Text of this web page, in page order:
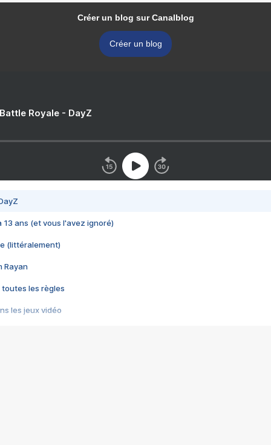
Créer un blog sur Canalblog
Créer un blog
Royale - DayZ
13 ans (et vous l'avez ignoré)
(littéralement)
Rayan
toutes les règles
les jeux vidéo